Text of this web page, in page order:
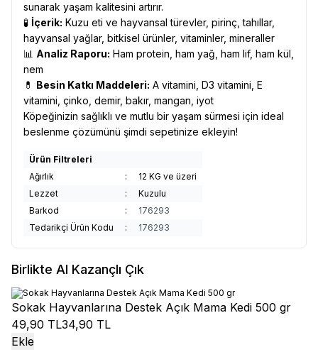
sunarak yaşam kalitesini artırır.
🧪 İçerik: Kuzu eti ve hayvansal türevler, pirinç, tahıllar,
hayvansal yağlar, bitkisel ürünler, vitaminler, mineraller
📊 Analiz Raporu: Ham protein, ham yağ, ham lif, ham kül,
nem
💊 Besin Katkı Maddeleri: A vitamini, D3 vitamini, E
vitamini, çinko, demir, bakır, mangan, iyot
Köpeğinizin sağlıklı ve mutlu bir yaşam sürmesi için ideal
beslenme çözümünü şimdi sepetinize ekleyin!
Ürün Filtreleri
Ağırlık
:
12 KG ve üzeri
Lezzet
:
Kuzulu
Barkod
:
176293
Tedarikçi Ürün Kodu
: 176293
Birlikte Al Kazançlı Çık
Sokak Hayvanlarına Destek Açık Mama Kedi 500 gr
49,90 TL34,90 TL
Ekle